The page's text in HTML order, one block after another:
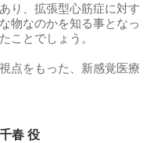
り、拡張型心筋症に対す
物なのかを知る事となっ
ことでしょう。
点をもった、新感覚医療
春 役